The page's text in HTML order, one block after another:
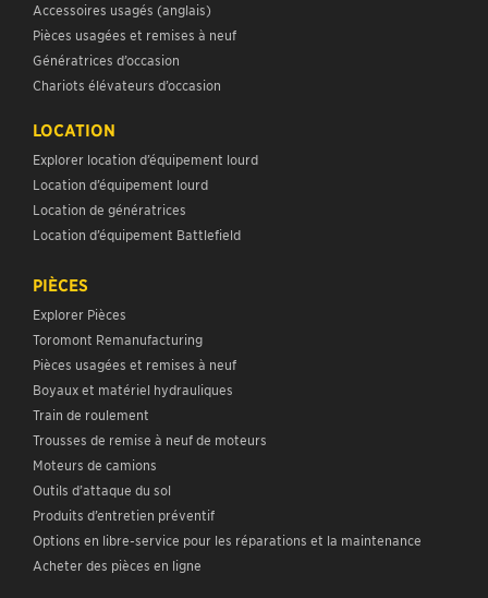
Accessoires usagés (anglais)
Pièces usagées et remises à neuf
Génératrices d’occasion
Chariots élévateurs d’occasion
LOCATION
Explorer location d’équipement lourd
Location d’équipement lourd
Location de génératrices
Location d’équipement Battlefield
PIÈCES
Explorer Pièces
Toromont Remanufacturing
Pièces usagées et remises à neuf
Boyaux et matériel hydrauliques
Train de roulement
Trousses de remise à neuf de moteurs
Moteurs de camions
Outils d’attaque du sol
Produits d’entretien préventif
Options en libre-service pour les réparations et la maintenance
Acheter des pièces en ligne